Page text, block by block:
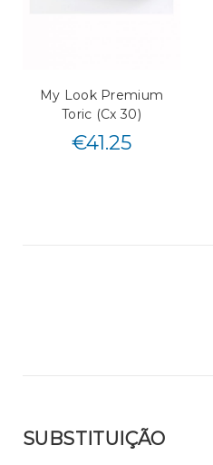
My Look Premium
Toric (Cx 30)
€41.25
SUBSTITUIÇÃO